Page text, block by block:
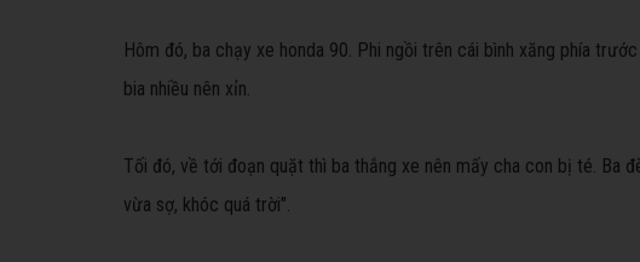
Hôm đó, ba chạy xe honda 90. Phi ngồi trên cái bình xăng phía
bia nhiều nên xỉn.
Tối đó, về tới đoạn quặt thì ba thắng xe nên mấy cha con bị té. Ba
vừa sợ, khóc quá trời".